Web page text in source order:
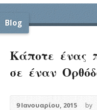
Blog
Κάποτε ένας
σε έναν
9 Ιανουαρίου, 2015 by